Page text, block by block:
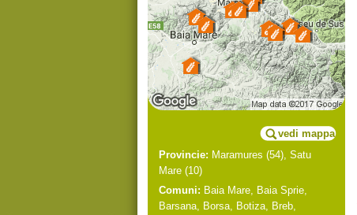
vedi mappa
Provincie: Maramures (54), Satu
Mare (10)
Comuni: Baia Mare, Baia Sprie,
Barsana, Borsa, Botiza, Breb,